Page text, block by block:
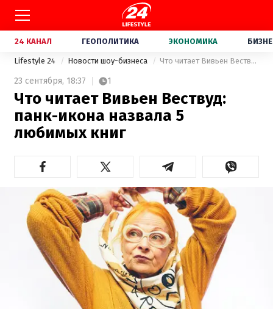
24 КАНАЛ ГЕОПОЛИТИКА ЭКОНОМИКА
Lifestyle 24 Новости шоу-бизнеса Что читает Вивьен Вествуд: панк-икона назвала 5 любимых книг
23 сентября, 18:37 1
Что читает Вивьен Вествуд:
панк-икона назвала 5
любимых книг